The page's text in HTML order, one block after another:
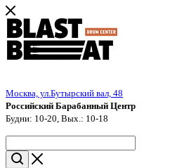
Москва, ул.Бутырский вал, 48
Российский Барабанный Центр
Будни: 10-20, Вых.: 10-18